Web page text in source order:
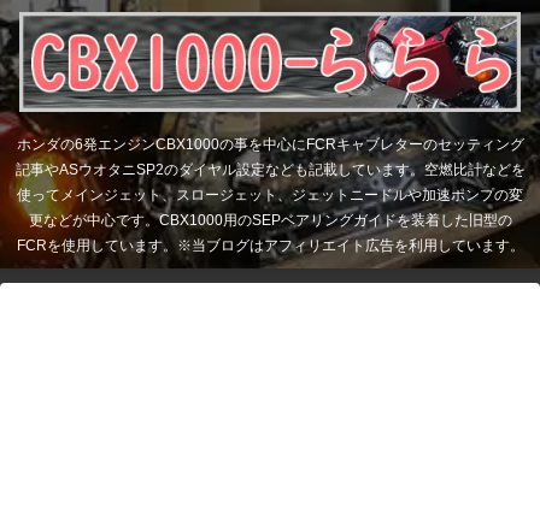
ホンダの6発エンジンCBX1000の事を中心にFCRキャブレターのセッティング
記事やASウオタニSP2のダイヤル設定なども記載しています。空燃比計などを
使ってメインジェット、スロージェット、ジェットニードルや加速ポンプの変
更などが中心です。CBX1000用のSEPベアリングガイドを装着した旧型の
FCRを使用しています。※当ブログはアフィリエイト広告を利用しています。